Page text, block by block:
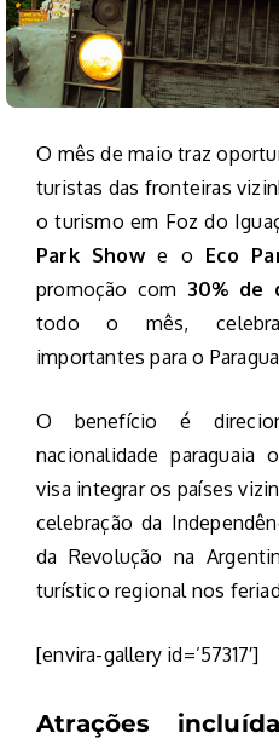
O mês de maio traz
turistas das fronteiras
o turismo em Foz do
Park Showe o Eco
promoção com 30% de
todo o mês,
importantes para o
O benefício é
nacionalidade paraguaia
visa integrar os países
celebração da
da Revolução na
turístico regional nos
[envira-gallery id=’57317′]
Atrações